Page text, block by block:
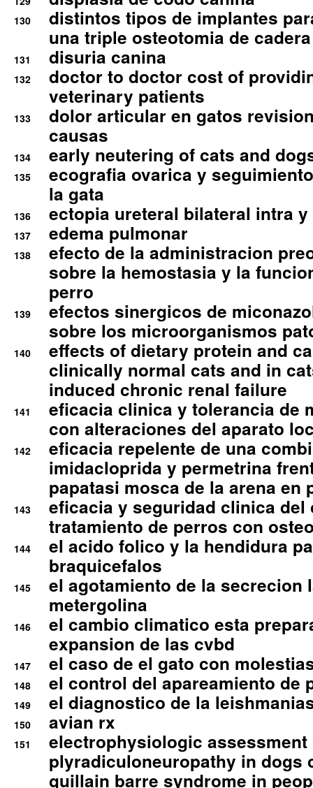
130
distintos tipos de implantes
una triple osteotomia de cadera
131 disuria canina
132
doctor to doctor cost of
veterinary patients
133
dolor articular en gatos
causas
134 early neutering of cats and
135
ecografia ovarica y
la gata
136 ectopia ureteral bilateral intra
137 edema pulmonar
138
efecto de la administracion
sobre la hemostasia y la
perro
139
efectos sinergicos de
sobre los microorganismos
140
effects of dietary protein and
clinically normal cats and in
induced chronic renal failure
141
eficacia clinica y tolerancia de
con alteraciones del aparato
142
eficacia repelente de una
imidacloprida y permetrina
papatasi mosca de la arena en
143
eficacia y seguridad clinica del
tratamiento de perros con
144
el acido folico y la hendidura
braquicefalos
145
el agotamiento de la secrecion
metergolina
146
el cambio climatico esta
expansion de las cvbd
147 el caso de el gato con
148 el control del apareamiento de
149 el diagnostico de la
150 avian rx
151
electrophysiologic assessment
plyradiculoneuropathy in dogs
guillain barre syndrome in